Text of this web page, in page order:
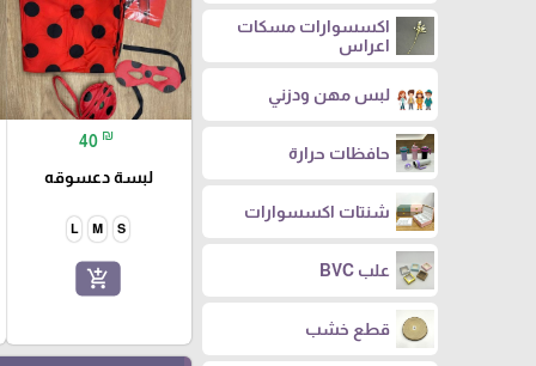
اكسسوارات مسكات
اعراس
لبس مهن ودزني
حافظات حرارة
شنتات اكسسوارات
علب BVC
قطع خشب
40 ₪
لبسة دعسوقه
S
M
L
add_shopping_cart